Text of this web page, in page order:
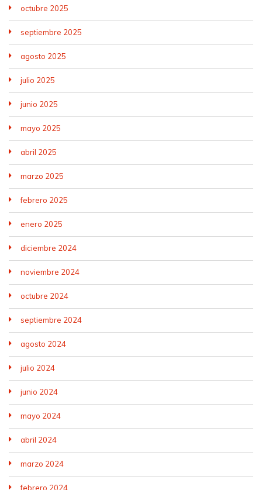
octubre 2025
septiembre 2025
agosto 2025
julio 2025
junio 2025
mayo 2025
abril 2025
marzo 2025
febrero 2025
enero 2025
diciembre 2024
noviembre 2024
octubre 2024
septiembre 2024
agosto 2024
julio 2024
junio 2024
mayo 2024
abril 2024
marzo 2024
febrero 2024